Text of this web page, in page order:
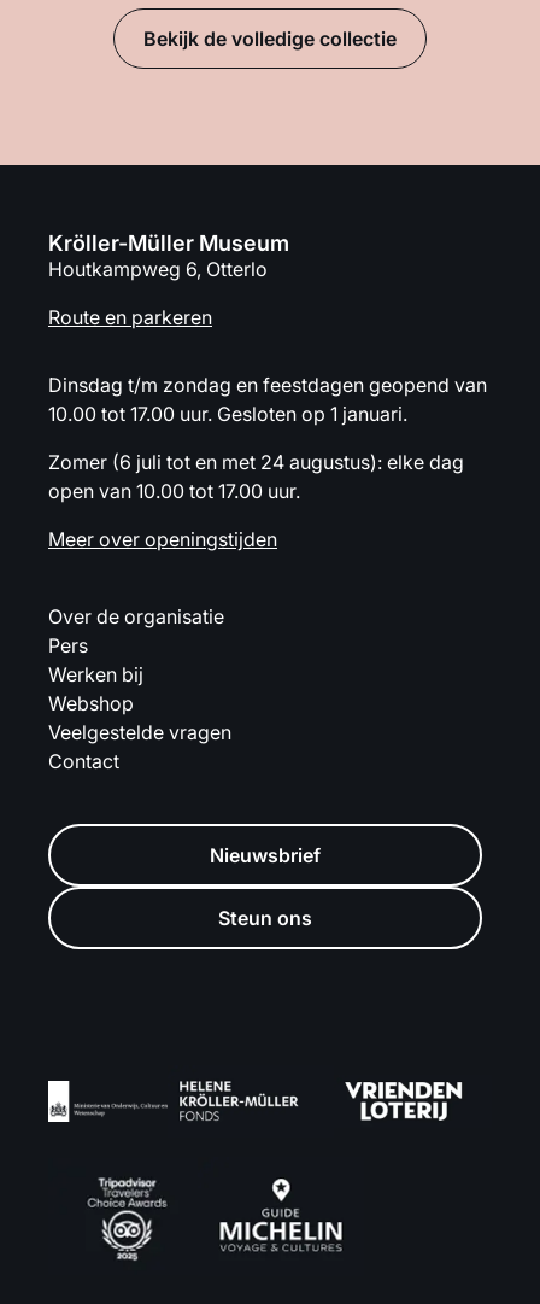
Bekijk de volledige collectie
Kröller-Müller Museum
Houtkampweg 6, Otterlo
Route en parkeren
Dinsdag t/m zondag en feestdagen geopend van
10.00 tot 17.00 uur. Gesloten op 1 januari.
Zomer (6 juli tot en met 24 augustus): elke dag
open van 10.00 tot 17.00 uur.
Meer over openingstijden
Over de organisatie
Pers
Werken bij
Webshop
Veelgestelde vragen
Contact
Nieuwsbrief
Steun ons